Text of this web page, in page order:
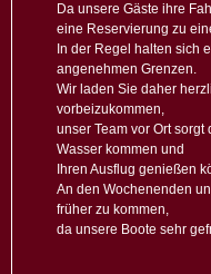
Da unsere Gäste ihre
eine Reservierung zu
In der Regel halten sich
angenehmen Grenzen.
Wir laden Sie daher
vorbeizukommen,
unser Team vor Ort
Wasser kommen und
Ihren Ausflug genießen
An den Wochenenden
früher zu kommen,
da unsere Boote sehr